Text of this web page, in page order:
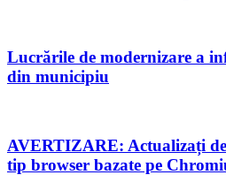
Lucrările de modernizare a
din municipiu
AVERTIZARE: Actualizați
tip browser bazate pe